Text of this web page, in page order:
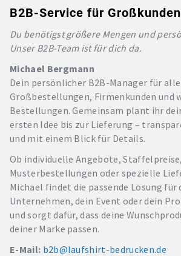
B2B-Service für Großkunden
Du benötigst größere Mengen und
Unser B2B-Team ist für dich da.
Michael Bergmann
Dein persönlicher B2B-Manager für
Großbestellungen, Firmenkunden und
Bestellungen. Gemeinsam plant ihr
ersten Idee bis zur Lieferung –
und mit einem Blick für Details.
Ob individuelle Angebote, Staffelpreise,
Musterbestellungen oder spezielle
Michael findet die passende Lösung für
Unternehmen, dein Event oder dein
und sorgt dafür, dass deine
deiner Marke passen.
E-Mail: b2b@laufshirt-bedrucken.de